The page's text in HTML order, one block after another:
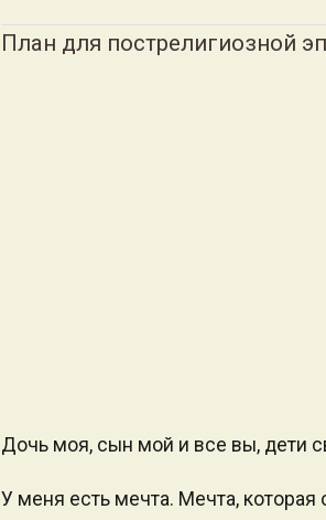
План для пострелигиозной
Дочь моя, сын мой и все вы, дети
У меня есть мечта. Мечта,